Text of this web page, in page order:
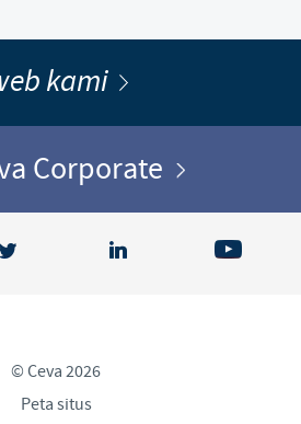
kami
Corporate
© Ceva 2026
Peta situs